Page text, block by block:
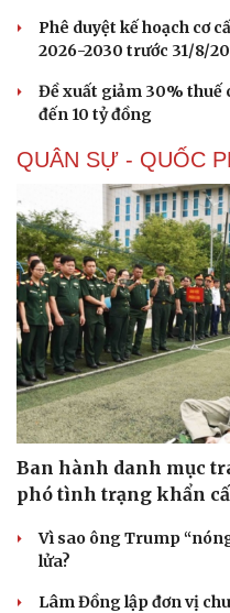
Phê duyệt kế hoạch cơ
2026-2030 trước 31/8/
Đề xuất giảm 30% thuế
đến 10 tỷ đồng
QUÂN SỰ - QUỐC
Ban hành danh mục
phó tình trạng khẩn
Vì sao ông Trump
lửa?
Lâm Đồng lập đơn vị